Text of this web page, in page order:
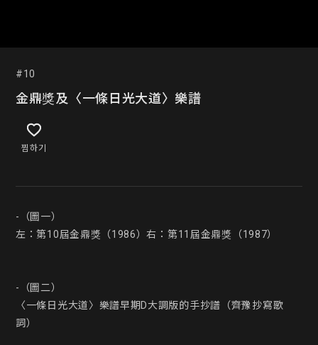
#10
金鼎獎及〈一條日光大道〉樂譜
찜하기
-（圖一）
左：第10屆金鼎獎（1986）右：第11屆金鼎獎（1987）
-（圖二）
〈一條日光大道〉樂譜早期D大調版的手抄譜（齊豫抄寫歌
詞）